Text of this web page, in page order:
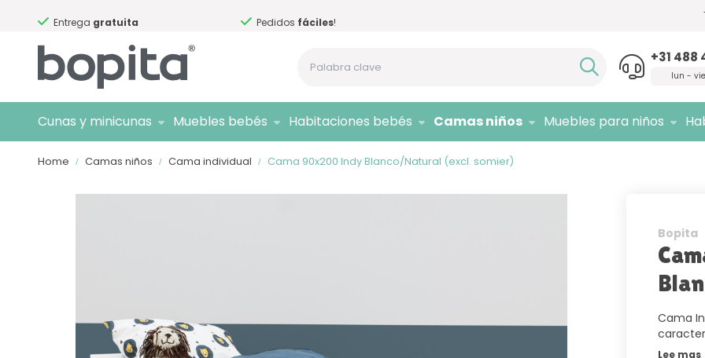
Entrega gratuita Pedidos fáciles! Sólo
+31 488
lun - vie
Cunas y minicunas Muebles bebés Habitaciones bebés Camas niños Muebles para niños
Home Camas niños Cama individual Cama 90x200 Indy Blanco/Natural (excl. somier)
Bopita
Cama
Lee mas